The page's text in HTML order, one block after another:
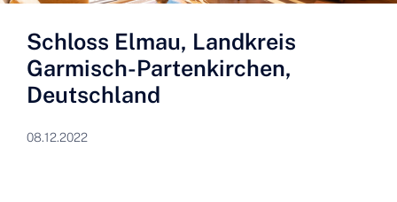
Schloss Elmau, Landkreis
Garmisch-Partenkirchen,
Deutschland
08.12.2022